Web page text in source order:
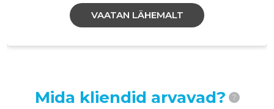
VAATAN LÄHEMALT
Mida kliendid arvavad? ?